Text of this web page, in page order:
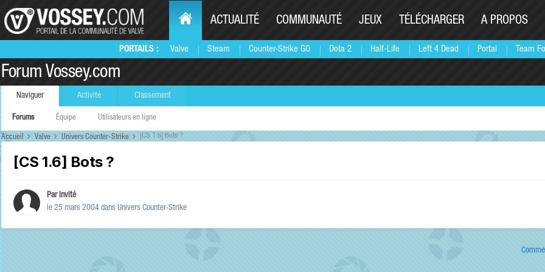
PORTAILS : Valve Steam Counter-Strike GO Dota 2 Half-Life Left 4 Dead Portal Team
ACTUALITÉ COMMUNAUTÉ JEUX TÉLÉCHARGER A PROPOS
Forum Vossey.com
Naviguer
Forums Équipe Utilisateurs en ligne
Activité Classement
Accueil Valve Univers Counter-Strike [CS 1.6] Bots ?
[CS 1.6] Bots ?
Par Invité
le 25 mars 2004 dans Univers Counter-Strike